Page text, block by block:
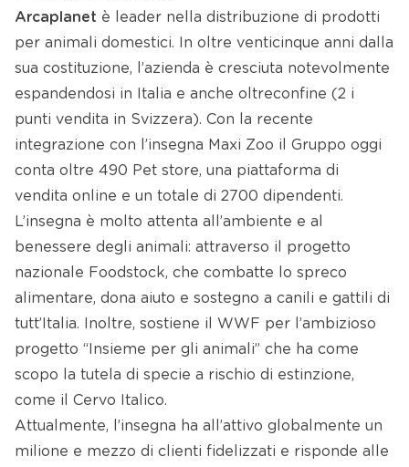
Arcaplanet è leader nella distribuzione di prodotti
per animali domestici. In oltre venticinque anni dalla
sua costituzione, l’azienda è cresciuta notevolmente
espandendosi in Italia e anche oltreconfine (2 i
punti vendita in Svizzera). Con la recente
integrazione con l’insegna Maxi Zoo il Gruppo oggi
conta oltre 490 Pet store, una piattaforma di
vendita online e un totale di 2700 dipendenti.
L’insegna è molto attenta all’ambiente e al
benessere degli animali: attraverso il progetto
nazionale Foodstock, che combatte lo spreco
alimentare, dona aiuto e sostegno a canili e gattili di
tutt’Italia. Inoltre, sostiene il WWF per l’ambizioso
progetto “Insieme per gli animali” che ha come
scopo la tutela di specie a rischio di estinzione,
come il Cervo Italico.
Attualmente, l’insegna ha all’attivo globalmente un
milione e mezzo di clienti fidelizzati e risponde alle